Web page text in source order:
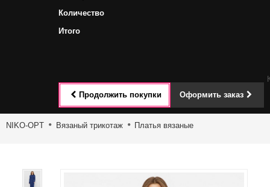
Количество
Итого
Продолжить покупки Оформить заказ
Toggle
NIKO-OPT Вязаный трикотаж Платья вязаные